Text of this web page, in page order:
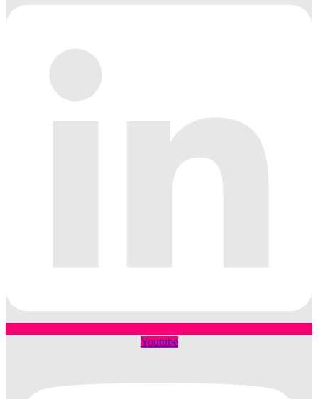
Youtube